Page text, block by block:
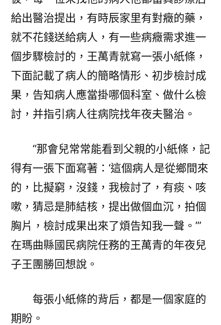
給出醫治提出，有時辰家里有對癥的藥，
就不花錢送給病人，有一些病癥需求進一
個步驟檢討的，王萬青就寫一張小紙條，
下面記載了病人的簡略情形、初步檢討成
果，告知病人應當掛哪個科室、做什么檢
討，并指引病人往病院找年夜夫醫治。
“那會兒常常能看到父親的小紙條，記
得有一張下面寫著：‘這個病人是從鄉間來
的，比擬窮，沒錢，我檢討了，有痰、咳
嗽，猜忌是肺結核，提出做個血沉，拍個
胸片，檢討成果出來了煩告知我一聲。’”
在瑪曲縣國民病院任務的王萬青的年夜兒
子王團勝回想說。
每張小紙條的背后，都是一個家庭的
期盼。